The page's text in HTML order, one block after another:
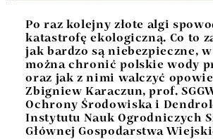
Po raz kolejny złote algi
katastrofę ekologiczną. Co to
jak bardzo są niebezpieczne,
można chronić polskie wody
oraz jak z nimi walczyć
Zbigniew Karaczun, prof.
Ochrony Środowiska i
Instytutu Nauk Ogrodniczych
Głównej Gospodarstwa